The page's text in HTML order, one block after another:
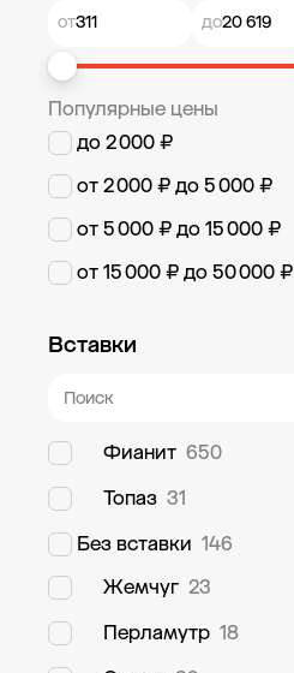
от до
Популярные цены
до 2 000 ₽
от 2 000 ₽ до 5 000 ₽
от 5 000 ₽ до 15 000 ₽
от 15 000 ₽ до 50 000 ₽
Вставки
Фианит 650
Топаз 31
Без вставки 146
Жемчуг 23
Перламутр 18